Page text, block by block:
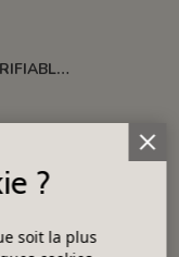
COULEUR VITRIFIABLE DÉCOR SANS PLOMB BLANC VA103
?
soit la plus